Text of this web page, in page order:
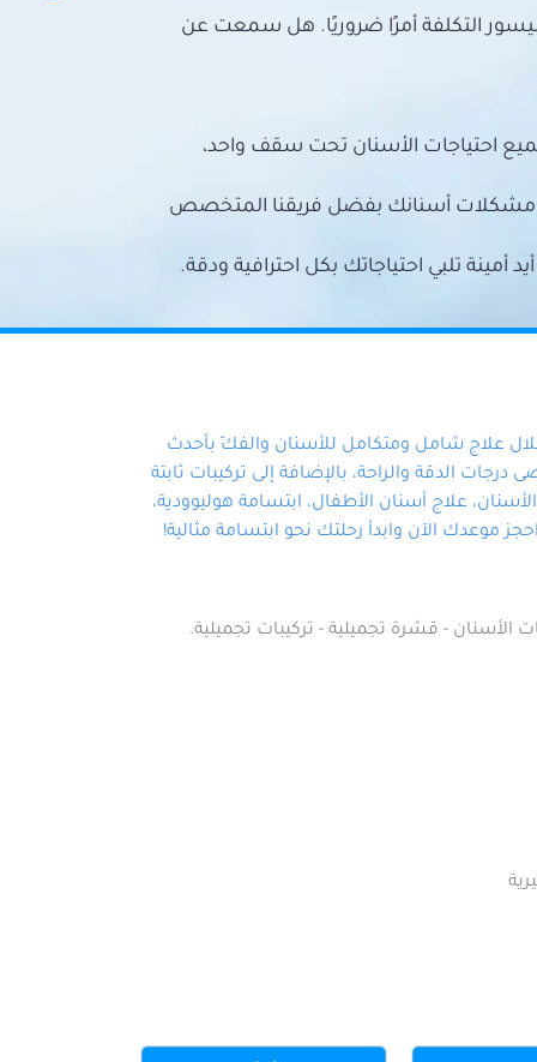
التكلفة أمرًا ضروريًا. هل سمعت عن
احتياجات الأسنان تحت سقف واحد،
مشكلات أسنانك بفضل فريقنا المتخصص
تلبي احتياجاتك بكل احترافية ودقة.
علاج شامل ومتكامل للأسنان والفكّ بأحدث
الدقة والراحة، بالإضافة إلى تركيبات ثابتة
علاج أسنان الأطفال، ابتسامة هوليوودية،
موعدك الآن وابدأ رحلتك نحو ابتسامة مثالية!
الأسنان - قشرة تجميلية - تركيبات تجميلية.